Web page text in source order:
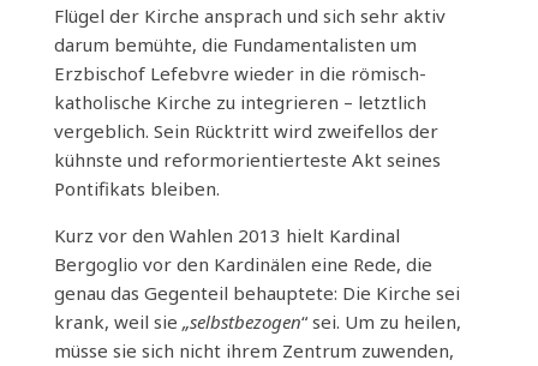
Flügel der Kirche ansprach und sich sehr aktiv
darum bemühte, die Fundamentalisten um
Erzbischof Lefebvre wieder in die römisch-
katholische Kirche zu integrieren – letztlich
vergeblich. Sein Rücktritt wird zweifellos der
kühnste und reformorientierteste Akt seines
Pontifikats bleiben.
Kurz vor den Wahlen 2013 hielt Kardinal
Bergoglio vor den Kardinälen eine Rede, die
genau das Gegenteil behauptete: Die Kirche sei
krank, weil sie „selbstbezogen“ sei. Um zu heilen,
müsse sie sich nicht ihrem Zentrum zuwenden,